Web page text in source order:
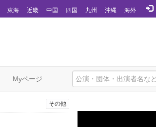
東海 近畿 中国 四国 九州 沖縄 海外
Myページ
その他